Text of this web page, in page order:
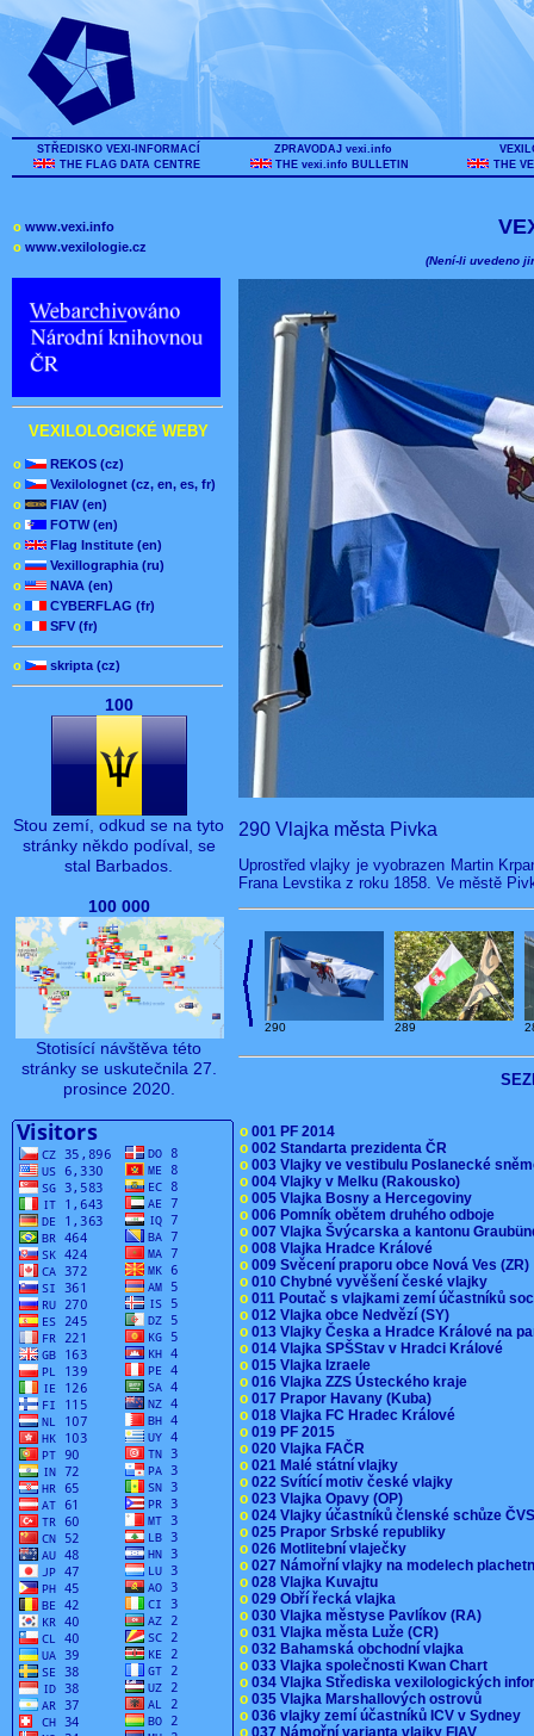
STŘEDISKO VEXI-INFORMACÍ
THE FLAG DATA CENTRE
ZPRAVODAJ vexi.info
THE vexi.info BULLETIN
THE
o www.vexi.info
o www.vexilologie.cz
VEXILOLOGICKÉ WEBY
o
REKOS (cz)
o
Vexilolognet (cz, en, es, fr)
o
FIAV (en)
o
FOTW (en)
o
Flag Institute (en)
o
Vexillographia (ru)
o
NAVA (en)
o
CYBERFLAG (fr)
o
SFV (fr)
o skripta (cz)
100
Stou zemí, odkud se na tyto
stránky někdo podíval, se
stal Barbados.
100 000
Stotisící návštěva této
stránky se uskutečnila 27.
prosince 2020.
(Není-li uvedeno
290 Vlajka města Pivka
Uprostřed vlajky je vyobrazen Martin
Frana Levstika z roku 1858. Ve městě
290 289
o 001 PF 2014
o 002 Standarta prezidenta ČR
o 003 Vlajky ve vestibulu Poslanecké
o 004 Vlajky v Melku (Rakousko)
o 005 Vlajka Bosny a Hercegoviny
o 006 Pomník obětem druhého odboje
o 007 Vlajka Švýcarska a kantonu
o 008 Vlajka Hradce Králové
o 009 Svěcení praporu obce Nová Ves
o 010 Chybné vyvěšení české vlajky
o 011 Poutač s vlajkami zemí účastníků
o 012 Vlajka obce Nedvězí (SY)
o 013 Vlajky Česka a Hradce Králové na
o 014 Vlajka SPŠStav v Hradci Králové
o 015 Vlajka Izraele
o 016 Vlajka ZZS Ústeckého kraje
o 017 Prapor Havany (Kuba)
o 018 Vlajka FC Hradec Králové
o 019 PF 2015
o 020 Vlajka FAČR
o 021 Malé státní vlajky
o 022 Svítící motiv české vlajky
o 023 Vlajka Opavy (OP)
o 024 Vlajky účastníků členské schůze
o 025 Prapor Srbské republiky
o 026 Motlitební vlaječky
o 027 Námořní vlajky na modelech
o 028 Vlajka Kuvajtu
o 029 Obří řecká vlajka
o 030 Vlajka městyse Pavlíkov (RA)
o 031 Vlajka města Luže (CR)
o 032 Bahamská obchodní vlajka
o 033 Vlajka společnosti Kwan Chart
o 034 Vlajka Střediska vexilologických
o 035 Vlajka Marshallových ostrovů
o 036 vlajky zemí účastníků ICV v Sydney
o 037 Námořní varianta vlajky FIAV